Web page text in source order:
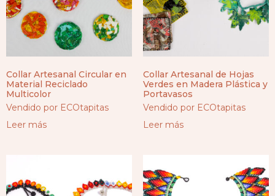
Collar Artesanal Circular en
Material Reciclado
Multicolor
Vendido por ECOtapitas
Leer más
Collar Artesanal de Hojas
Verdes en Madera Plástica y
Portavasos
Vendido por ECOtapitas
Leer más